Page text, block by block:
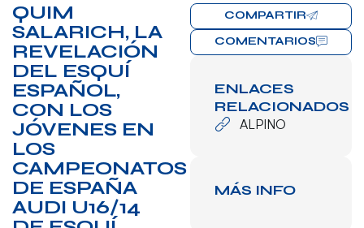
QUIM
SALARICH, LA
REVELACIÓN
DEL ESQUÍ
ESPAÑOL,
CON LOS
JÓVENES EN
LOS
CAMPEONATOS
DE ESPAÑA
AUDI U16/14
COMPARTIR
COMENTARIOS
ENLACES
RELACIONADOS
ALPINO
MÁS INFO